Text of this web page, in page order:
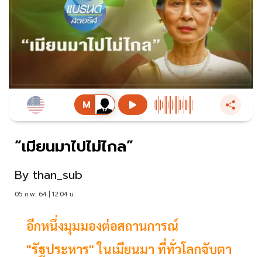
“เมียนมาไปไม่ไกล”
By than_sub
05 ก.พ. 64 | 12:04 น.
อีกหนึ่งมุมมองต่อสถานการณ์
"รัฐประหาร" ในเมียนมา ที่ทั่วโลกจับตา